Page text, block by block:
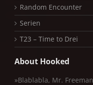
Random Encounter
Serien
T23 – Time to Drei
About Hooked
»Blablabla, Mr.